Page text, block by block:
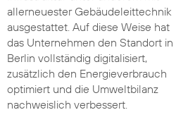
allerneuester Gebäudeleittechnik
ausgestattet. Auf diese Weise hat
das Unternehmen den Standort in
Berlin vollständig digitalisiert,
zusätzlich den Energieverbrauch
optimiert und die Umweltbilanz
nachweislich verbessert.